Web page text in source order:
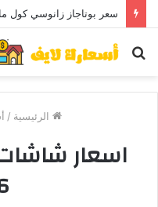
سعر بوتاجاز زانوسي كول ماكس
بحث
الرئيسية /